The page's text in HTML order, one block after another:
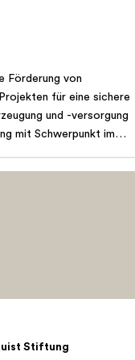
zwischen der
im
Initiativen und
Zweck fördern. Die
Charakter. Sie verfolgt
vollbringt ihre
Öffentlichkeit. Die
Förderung von
für eine sichere
und -versorgung
mit Schwerpunkt im
Investitionshorizont,
im Bereich des
und Weiterbildung
kann die
Sie kann
veräussern. Die Stiftung
Stiftung